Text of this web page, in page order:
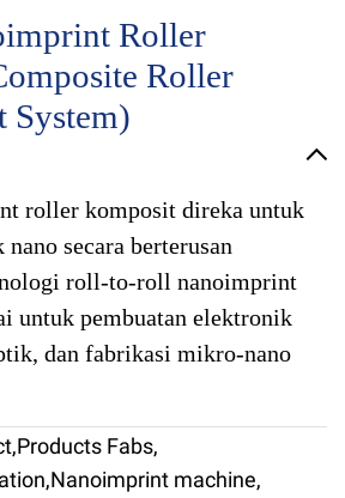
Roller
Roller
System)
roller komposit direka untuk
secara berterusan
roll-to-roll nanoimprint
untuk pembuatan elektronik
dan fabrikasi mikro-nano
,Products Fabs,
,Nanoimprint machine,